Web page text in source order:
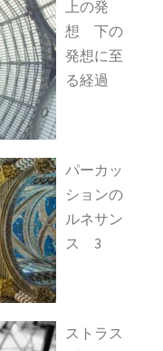
上の発
想 下の
発想に至
る経過
パーカッ
ションの
ルネサン
ス 3
ストラス